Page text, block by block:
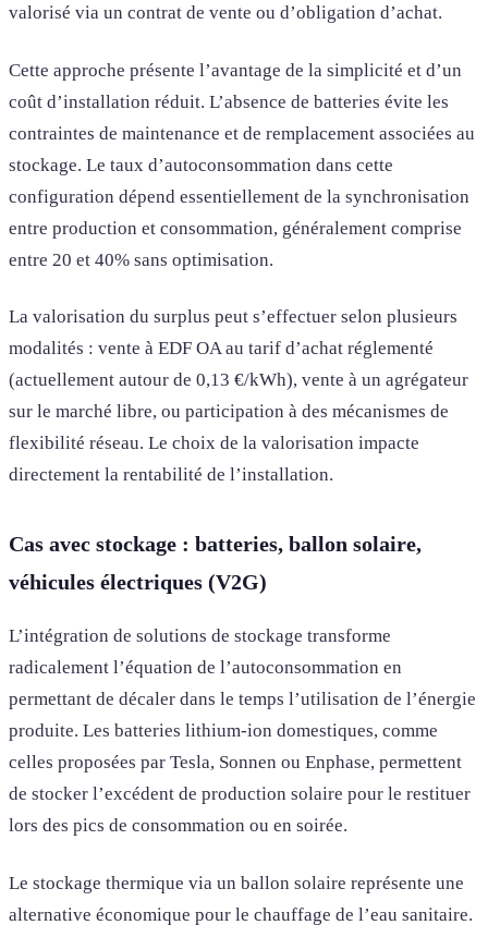
valorisé via un contrat de vente ou d’obligation d’achat.
Cette approche présente l’avantage de la simplicité et d’un
coût d’installation réduit. L’absence de batteries évite les
contraintes de maintenance et de remplacement associées au
stockage. Le taux d’autoconsommation dans cette
configuration dépend essentiellement de la synchronisation
entre production et consommation, généralement comprise
entre 20 et 40% sans optimisation.
La valorisation du surplus peut s’effectuer selon plusieurs
modalités : vente à EDF OA au tarif d’achat réglementé
(actuellement autour de 0,13 €/kWh), vente à un agrégateur
sur le marché libre, ou participation à des mécanismes de
flexibilité réseau. Le choix de la valorisation impacte
directement la rentabilité de l’installation.
Cas avec stockage : batteries, ballon solaire,
véhicules électriques (V2G)
L’intégration de solutions de stockage transforme
radicalement l’équation de l’autoconsommation en
permettant de décaler dans le temps l’utilisation de l’énergie
produite. Les batteries lithium-ion domestiques, comme
celles proposées par Tesla, Sonnen ou Enphase, permettent
de stocker l’excédent de production solaire pour le restituer
lors des pics de consommation ou en soirée.
Le stockage thermique via un ballon solaire représente une
alternative économique pour le chauffage de l’eau sanitaire.